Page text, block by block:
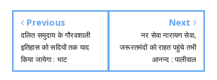
Previous
दलित समुदाय के गौरवशाली
इतिहास को सदियों तक याद
किया जायेगा : भाट
Next
नर सेवा नारायण सेवा,
जरूरतमंदों को राहत पहुंचे तभी
आनन्द : पालीवाल